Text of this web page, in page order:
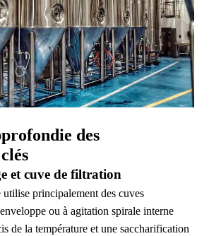
des
et cuve de filtration
utilise principalement des cuves
ou à agitation spirale interne
de la température et une saccharification